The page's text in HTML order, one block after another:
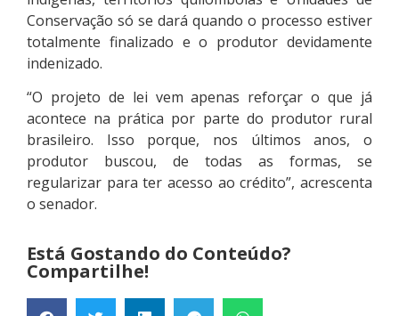
Conservação só se dará quando o processo estiver
totalmente finalizado e o produtor devidamente
indenizado.
“O projeto de lei vem apenas reforçar o que já
acontece na prática por parte do produtor rural
brasileiro. Isso porque, nos últimos anos, o
produtor buscou, de todas as formas, se
regularizar para ter acesso ao crédito”, acrescenta
o senador.
Está Gostando do Conteúdo?
Compartilhe!